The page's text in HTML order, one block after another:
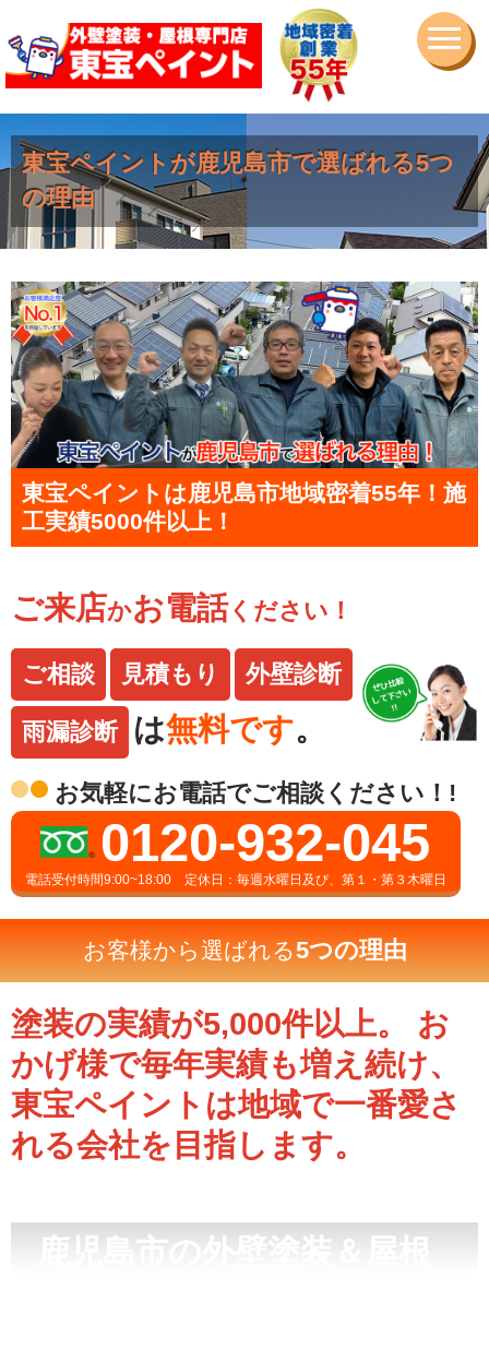
東宝ペイントが鹿児島市で選ばれる5つ
の理由
東宝ペイントは鹿児島市地域密着55年！施
工実績5000件以上！
ご来店かお電話ください！
ご相談 見積もり 外壁診断
雨漏診断 は無料です。
お気軽にお電話でご相談ください！!
0120-932-045
電話受付時間9:00~18:00 定休日：毎週水曜日及び、第１・第３木曜日
お客様から選ばれる5つの理由
塗装の実績が5,000件以上。
お
かげ様で毎年実績も増え続け、
東宝ペイントは地域で一番愛さ
れる会社を目指します。